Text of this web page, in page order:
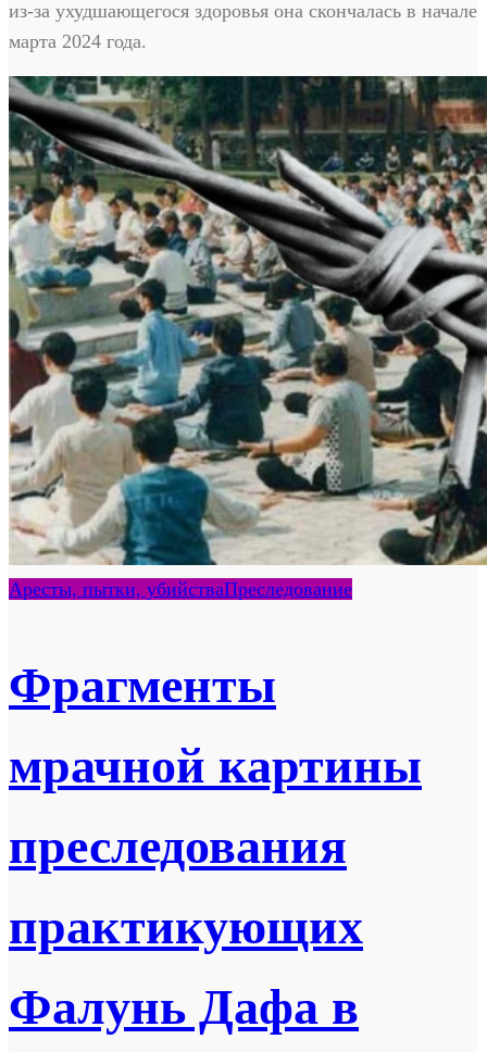
из-за ухудшающегося здоровья она скончалась в начале
марта 2024 года.
Аресты, пытки, убийстваПреследование
Фрагменты
мрачной картины
преследования
практикующих
Фалунь Дафа в